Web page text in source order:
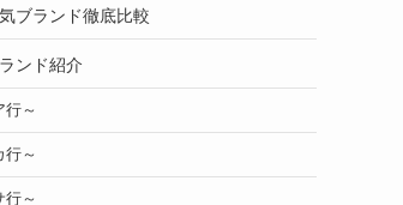
ブランド徹底比較
ンド紹介
行～
行～
行～